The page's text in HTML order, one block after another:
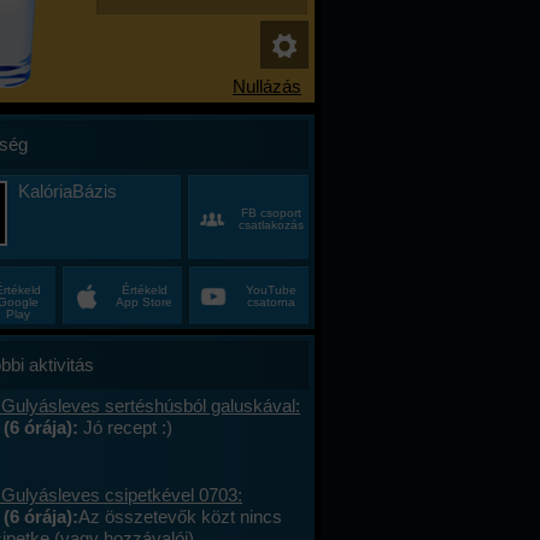
KalóriaBázis
FB csoport
csatlakozás
Play
Értékeld
App Store
YouTube
csatorna
aktivitás
sertéshúsból galuskával:
órája): Jó recept :)
csipetkével 0703:
órája):Az összetevők közt nincs